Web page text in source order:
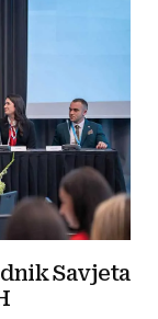
Savjeta